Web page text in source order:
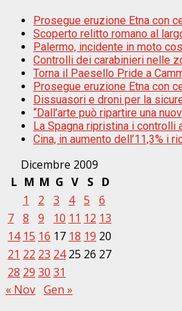
Prosegue eruzione Etna con
Scoperto relitto romano al
Palermo, incidente in moto
Controlli dei carabinieri nelle
Torna il Paesello Pride a
Prosegue eruzione Etna con
Dissuasori e droni per la
“Dall’arte può ripartire una
La Spagna ripristina i controlli
Cina, in aumento dell’11,3% i
Dicembre 2009
L M M G V S
D
1
2 3 4 5
6
7 8 9 10 11 12 13
14 15 16 17 18 19 20
21 22 23 24 25 26 27
28 29 30 31
« Nov Gen »